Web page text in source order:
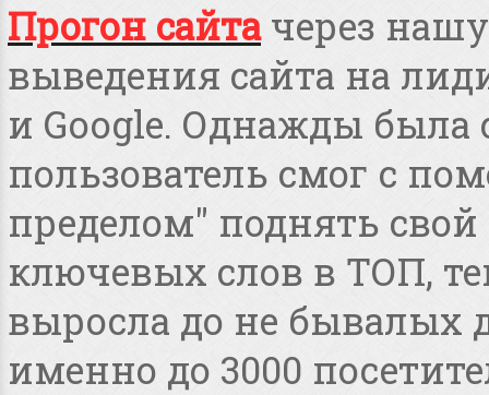
Прогон сайта через
выведения сайта на
и Google. Однажды была
пользователь смог с
пределом" поднять свой
ключевых слов в ТОП,
выросла до не бывалых
именно до 3000